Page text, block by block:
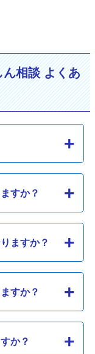
相談 よくあ
すか？
ますか？
すか？
か？